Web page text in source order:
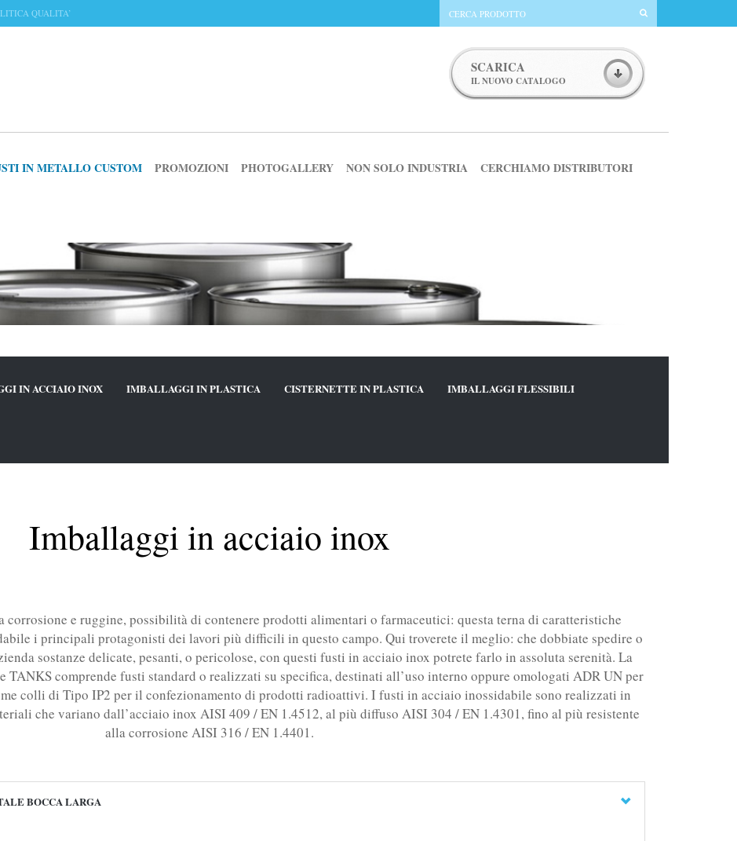
QUALITA’
SCARICA
IL NUOVO CATALOGO
IN METALLO CUSTOM PROMOZIONI PHOTOGALLERY NON SOLO INDUSTRIA CERCHIAMO DISTRIBUTORI
IN ACCIAIO INOX IMBALLAGGI IN PLASTICA CISTERNETTE IN PLASTICA IMBALLAGGI FLESSIBILI
Imballaggi in acciaio inox
corrosione e ruggine, possibilità di contenere prodotti alimentari o farmaceutici: questa terna di caratteristiche
i principali protagonisti dei lavori più difficili in questo campo. Qui troverete il meglio: che dobbiate spedire o
sostanze delicate, pesanti, o pericolose, con questi fusti in acciaio inox potrete farlo in assoluta serenità. La
comprende fusti standard o realizzati su specifica, destinati all’uso interno oppure omologati ADR UN per
colli di Tipo IP2 per il confezionamento di prodotti radioattivi. I fusti in acciaio inossidabile sono realizzati in
che variano dall’acciaio inox AISI 409 / EN 1.4512, al più diffuso AISI 304 / EN 1.4301, fino al più resistente
alla corrosione AISI 316 / EN 1.4401.
BOCCA LARGA